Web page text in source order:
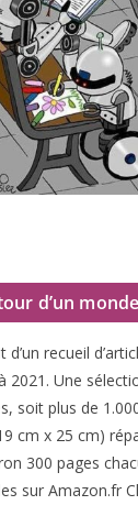
d’un
d’un recueil
2021 . Une
soit plus de 1 .
cm x 25 cm)
300 pages
sur Amazon​.fr